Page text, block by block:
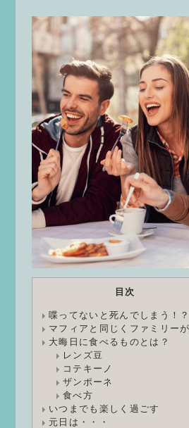
目次
喋ってないと死んでしまう！？
マフィアと同じくファミリー
大晦日に食べるものとは？
レンズ豆
コテキーノ
ザンポーネ
食べ方
いつまでも楽しく過ごす
元日は・・・